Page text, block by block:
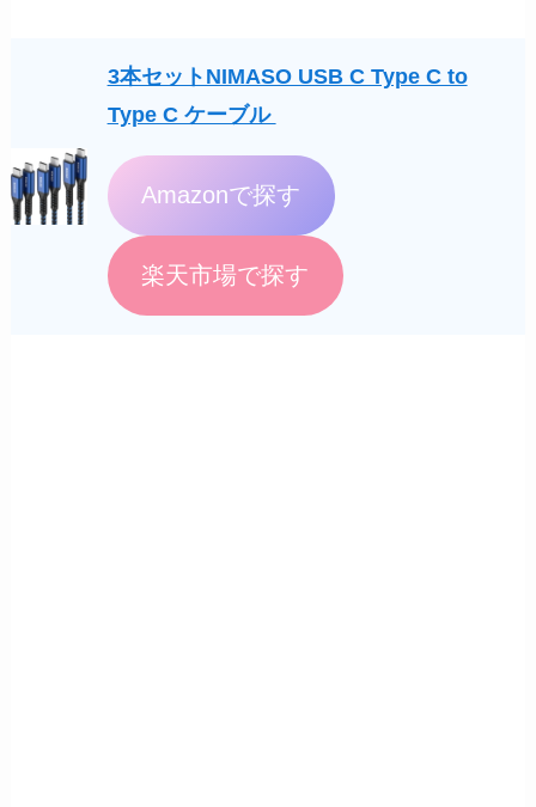
3本セットNIMASO USB C Type C to
Type C ケーブル
Amazonで探す
楽天市場で探す